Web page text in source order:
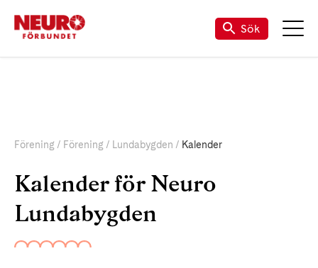
Sök
Förening Förening Lundabygden Kalender
Kalender för Neuro
Lundabygden